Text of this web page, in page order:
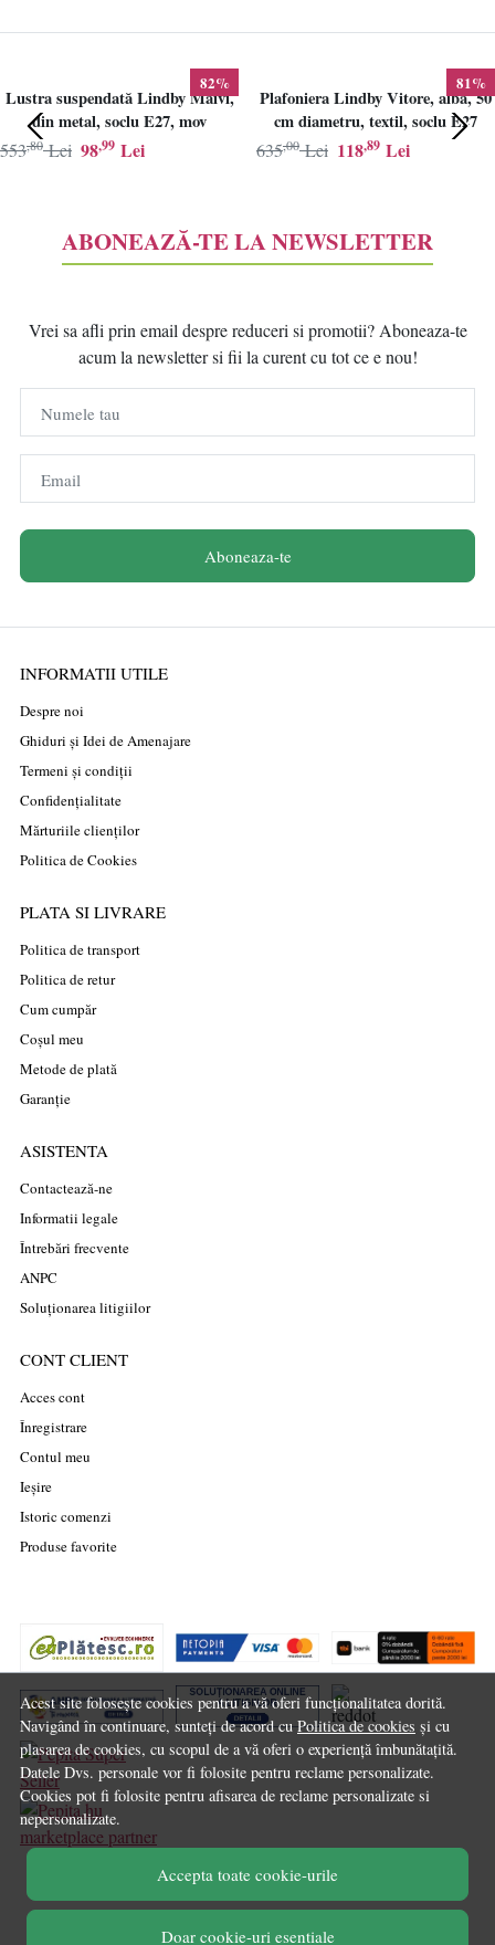
Acest site folosește cookies pentru a vă oferi funcționalitatea dorită.
Navigând în continuare, sunteți de acord cuPolitica de cookies și cu
plasarea de cookies, cu scopul de a vă oferi o experiență îmbunătațită.
Datele Dvs. personale vor fi folosite pentru reclame personalizate.
Cookies pot fi folosite pentru afisarea de reclame personalizate si
nepersonalizate.
Accepta toate cookie-urile
Doar cookie-uri esentiale
82%
Lustra suspendată Lindby Maivi,
din metal, soclu E27, mov
98,99 Lei
553,80 Lei
81%
Plafoniera Lindby Vitore, alba, 50
cm diametru, textil, soclu E27
118,89 Lei
635,00 Lei
ABONEAZĂ-TE LA NEWSLETTER
Vrei sa afli prin email despre reduceri si promotii? Aboneaza-te
acum la newsletter si fii la curent cu tot ce e nou!
Numele tau
Email
Aboneaza-te
INFORMATII UTILE
Despre noi
Ghiduri și Idei de Amenajare
Termeni și condiții
Confidențialitate
Mărturiile clienților
Politica de Cookies
PLATA SI LIVRARE
Politica de transport
Politica de retur
Cum cumpăr
Coșul meu
Metode de plată
Garanție
ASISTENTA
Contactează-ne
Informatii legale
Întrebări frecvente
ANPC
Soluționarea litigiilor
CONT CLIENT
Acces cont
Înregistrare
Contul meu
Ieșire
Istoric comenzi
Produse favorite
marketplace partner